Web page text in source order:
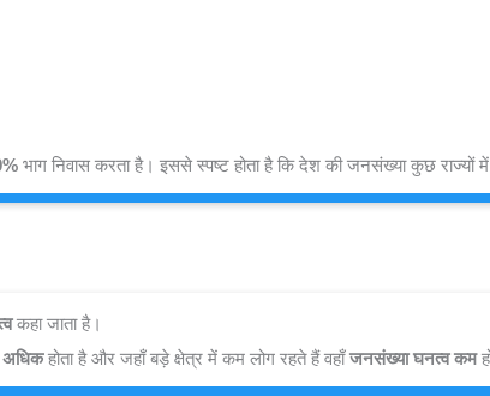
भाग निवास करता है। इससे स्पष्ट होता है कि देश की जनसंख्या कुछ राज्यों
कहा जाता है।
अधिक होता है और जहाँ बड़े क्षेत्र में कम लोग रहते हैं वहाँ जनसंख्या घनत्व कम